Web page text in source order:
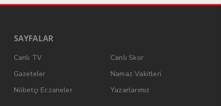
SAYFALAR
Canlı TV
Canlı Skor
Gazeteler
Namaz Vakitleri
Nöbetçi Eczaneler
Yazarlarımız